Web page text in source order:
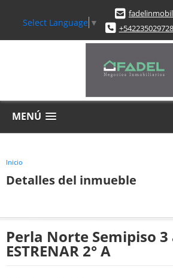
Select Language ▼
+542235029728
MENÚ
Inicio
Detalles del inmueble
Perla Norte Semipiso
ESTRENAR 2° A